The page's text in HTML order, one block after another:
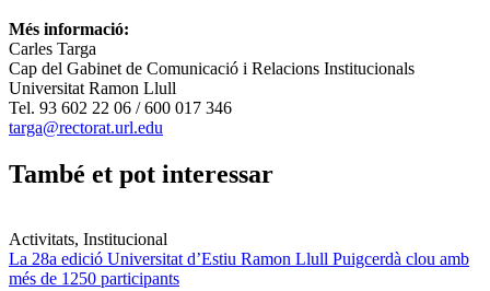
Més informació:
Carles Targa
Cap del Gabinet de Comunicació i Relacions Institucionals
Universitat Ramon Llull
Tel. 93 602 22 06 / 600 017 346
targa@rectorat.url.edu
També et pot interessar
Activitats, Institucional
La 28a edició Universitat d’Estiu Ramon Llull Puigcerdà clou amb
més de 1250 participants